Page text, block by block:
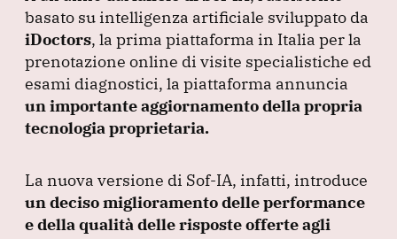
e
b
o
o
e
dI
n
s
A
p
p
gr
a
m
l
basato su intelligenza artificiale sviluppato da
iDoctors, la prima piattaforma in Italia per la
prenotazione online di visite specialistiche ed
esami diagnostici, la piattaforma annuncia
un importante aggiornamento della propria
tecnologia proprietaria.
La nuova versione di Sof-IA, infatti, introduce
un deciso miglioramento delle performance
e della qualità delle risposte offerte agli